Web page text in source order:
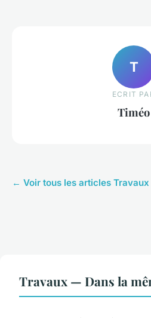
T
ECRIT
Timéo
← Voir tous les articles Travaux
Travaux — Dans la